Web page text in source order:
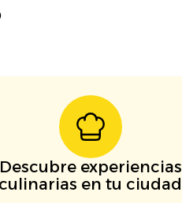
Descubre experiencias
culinarias en tu ciudad